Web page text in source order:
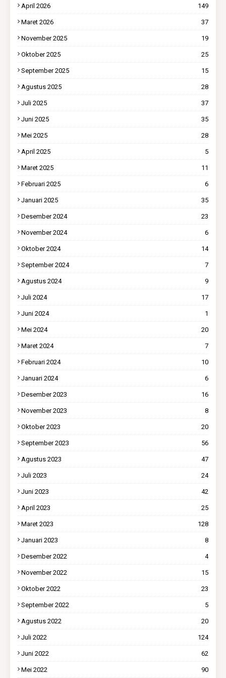
April 2026 149
Maret 2026 37
November 2025 19
Oktober 2025 25
September 2025 15
Agustus 2025 28
Juli 2025 37
Juni 2025 35
Mei 2025 28
April 2025 5
Maret 2025 11
Februari 2025 6
Januari 2025 35
Desember 2024 23
November 2024 6
Oktober 2024 14
September 2024 7
Agustus 2024 9
Juli 2024 17
Juni 2024 1
Mei 2024 20
Maret 2024 7
Februari 2024 10
Januari 2024 6
Desember 2023 16
November 2023 8
Oktober 2023 20
September 2023 56
Agustus 2023 47
Juli 2023 24
Juni 2023 42
April 2023 25
Maret 2023 128
Januari 2023 8
Desember 2022 4
November 2022 15
Oktober 2022 23
September 2022 5
Agustus 2022 20
Juli 2022 124
Juni 2022 62
Mei 2022 90